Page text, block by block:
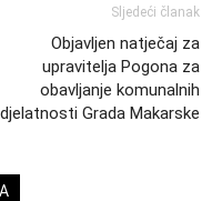
Sljedeći članak
Objavljen natječaj za
upravitelja Pogona za
obavljanje komunalnih
djelatnosti Grada Makarske